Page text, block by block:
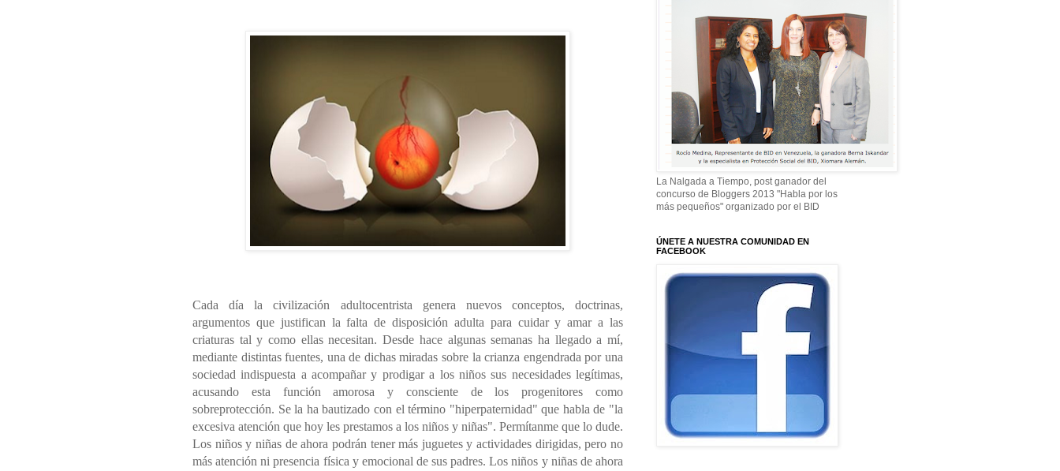
Cada día la civilización adultocentrista genera nuevos conceptos, doctrinas,
argumentos que justifican la falta de disposición adulta para cuidar y amar a las
criaturas tal y como ellas necesitan. Desde hace algunas semanas ha llegado a mí,
mediante distintas fuentes, una de dichas miradas sobre la crianza engendrada por una
sociedad indispuesta a acompañar y prodigar a los niños sus necesidades legítimas,
acusando esta función amorosa y consciente de los progenitores como
sobreprotección. Se la ha bautizado con el término "hiperpaternidad" que habla de "la
excesiva atención que hoy les prestamos a los niños y niñas". Permítanme que lo dude.
Los niños y niñas de ahora podrán tener más juguetes y actividades dirigidas, pero no
más atención ni presencia física y emocional de sus padres. Los niños y niñas de ahora
La Nalgada a Tiempo, post ganador del
concurso de Bloggers 2013 "Habla por los
más pequeños" organizado por el BID
ÚNETE A NUESTRA COMUNIDAD EN
FACEBOOK